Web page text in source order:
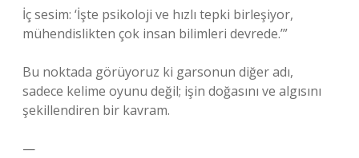
İç sesim: ‘İşte psikoloji ve hızlı tepki birleşiyor,
mühendislikten çok insan bilimleri devrede.’”
Bu noktada görüyoruz ki garsonun diğer adı,
sadece kelime oyunu değil; işin doğasını ve algısını
şekillendiren bir kavram.
—